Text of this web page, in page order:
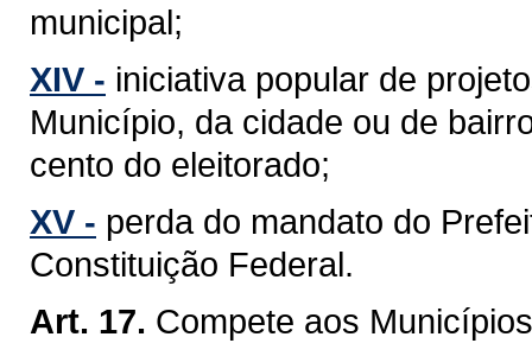
municipal;
XIV - iniciativa popular de
Município, da cidade ou de
cento do eleitorado;
XV - perda do mandato do
Constituição Federal.
Art. 17. Compete aos